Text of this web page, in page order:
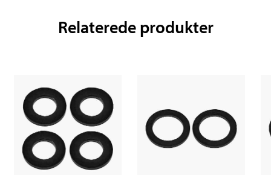
Relaterede produkter